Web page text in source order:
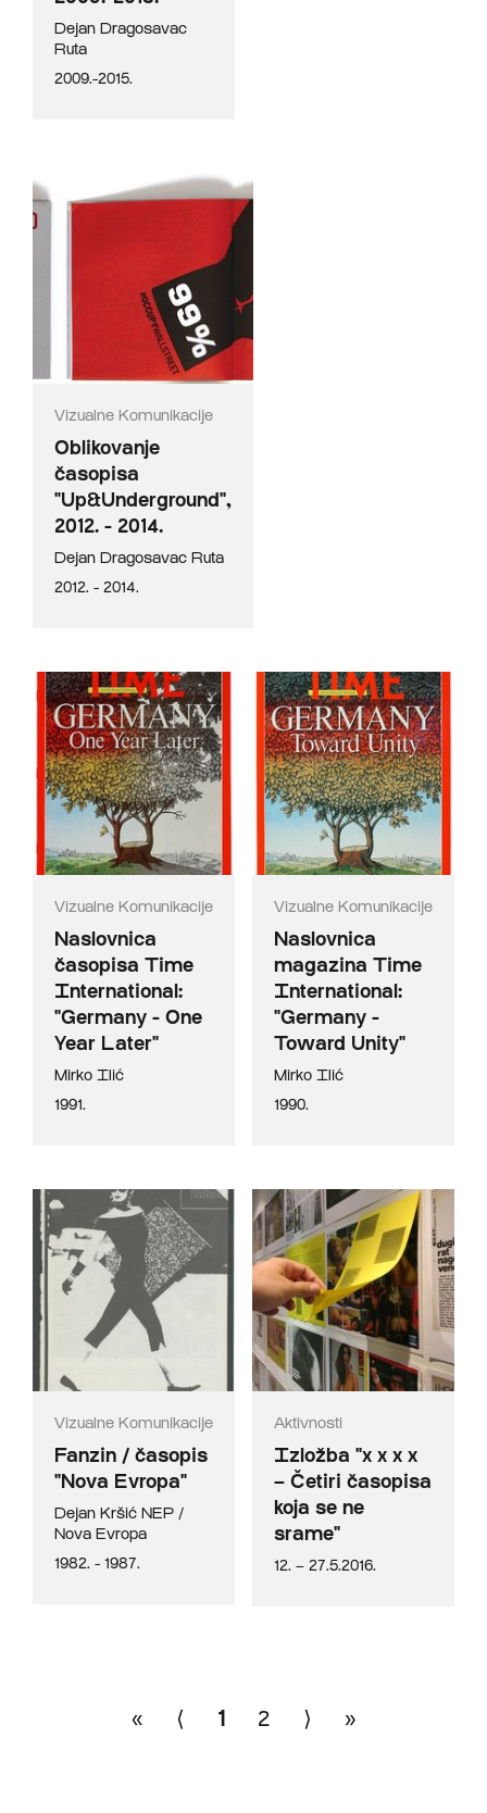
Dejan Dragosavac
Ruta
2009.-2015.
Vizualne Komunikacije
Oblikovanje
časopisa
"Up&Underground",
2012. - 2014.
Dejan Dragosavac Ruta
2012. - 2014.
Vizualne Komunikacije
Naslovnica
časopisa Time
International:
"Germany - One
Year Later"
Mirko Ilić
1991.
Vizualne Komunikacije
Naslovnica
magazina Time
International:
"Germany -
Toward Unity"
Mirko Ilić
1990.
Vizualne Komunikacije
Fanzin / časopis
"Nova Evropa"
Dejan Kršić NEP /
Nova Evropa
1982. - 1987.
Aktivnosti
Izložba "x x x x
– Četiri časopisa
koja se ne
srame"
12. – 27.5.2016.
« ⟨ 1 2 ⟩ »